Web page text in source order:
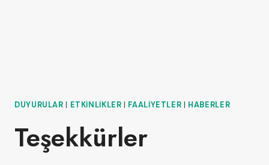
DUYURULAR ETKINLIKLER FAALIYETLER HABERLER
Teşekkürler